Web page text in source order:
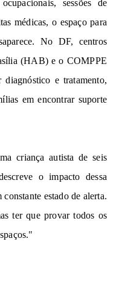
médicas, o espaço para
. No DF, centros
(HAB) e o COMPPE
diagnóstico e tratamento,
em encontrar suporte
a criança autista de seis
oimpacto dessa
constante estado de alerta.
ter que provar todos os